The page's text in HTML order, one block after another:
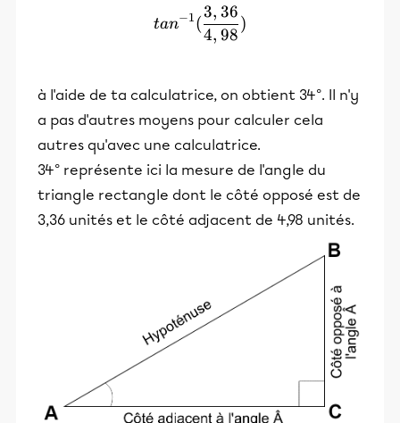
tan^{-1}(\frac{3,36
tan−1(
4, 98
3, 36
)
à l'aide de ta calculatrice, on obtient 34°. Il n'y
a pas d'autres moyens pour calculer cela
autres qu'avec une calculatrice.
34° représente ici la mesure de l'angle du
triangle rectangle dont le côté opposé est de
3,36 unités et le côté adjacent de 4,98 unités.